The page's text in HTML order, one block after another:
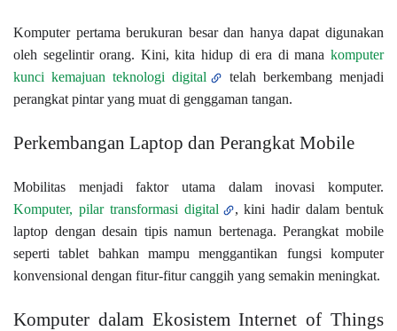
Komputer pertama berukuran besar dan hanya dapat digunakan
oleh segelintir orang. Kini, kita hidup di era di mana komputer
kunci kemajuan teknologi digital
telah berkembang menjadi
perangkat pintar yang muat di genggaman tangan.
Perkembangan Laptop dan Perangkat Mobile
Mobilitas menjadi faktor utama dalam inovasi komputer.
Komputer, pilar transformasi digital
, kini hadir dalam bentuk
laptop dengan desain tipis namun bertenaga. Perangkat mobile
seperti tablet bahkan mampu menggantikan fungsi komputer
konvensional dengan fitur-fitur canggih yang semakin meningkat.
Komputer dalam Ekosistem Internet of Things